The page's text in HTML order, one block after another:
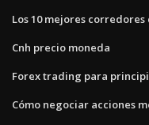
Los 10 mejores
Cnh precio moneda
Forex trading para
Cómo negociar acciones